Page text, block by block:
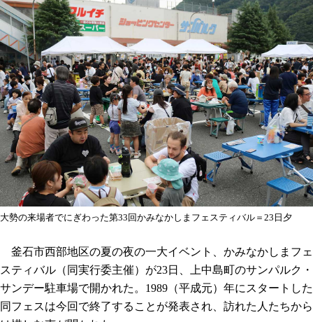
大勢の来場者でにぎわった第33回かみなかしまフェスティバル＝23日夕
釜石市西部地区の夏の夜の一大イベント、かみなかしまフェ
スティバル（同実行委主催）が23日、上中島町のサンパルク・
サンデー駐車場で開かれた。1989（平成元）年にスタートした
同フェスは今回で終了することが発表され、訪れた人たちから